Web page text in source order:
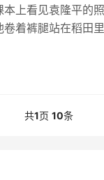
本上看见袁隆平的
卷着裤腿站在稻田
共1页 10条